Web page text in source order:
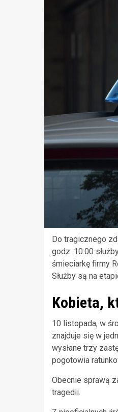
Do tragicznego
godz. 10:00
śmieciarkę firmy
Służby są na
Kobieta,
10 listopada, w
znajduje się w
wysłane trzy
pogotowia
Obecnie sprawą
tragedii.